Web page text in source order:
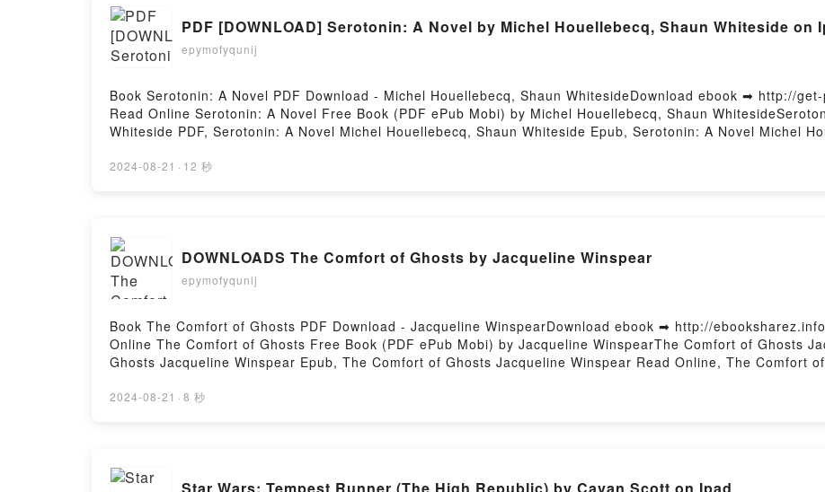
PDF [DOWNLOAD] Serotonin: A Novel by Michel Houellebecq, Shaun Whiteside on
epymofyqunij
Book Serotonin: A Novel PDF Download - Michel Houellebecq, Shaun WhitesideDownload ebook ➡ http://
Read Online Serotonin: A Novel Free Book (PDF ePub Mobi) by Michel Houellebecq, Shaun
Whiteside PDF, Serotonin: A Novel Michel Houellebecq, Shaun Whiteside Epub, Serotonin: A Novel Michel
Michel Houellebecq, Shaun Whiteside Kindle, Serotonin: A Novel Michel Houellebecq, Shaun Whiteside Epub
2024-08-21 · 12 秒
DOWNLOADS The Comfort of Ghosts by Jacqueline Winspear
epymofyqunij
Book The Comfort of Ghosts PDF Download - Jacqueline WinspearDownload ebook ➡ http://
Online The Comfort of Ghosts Free Book (PDF ePub Mobi) by Jacqueline WinspearThe Comfort of Ghosts
Ghosts Jacqueline Winspear Epub, The Comfort of Ghosts Jacqueline Winspear Read Online, The Comfort
Epub VK, The Comfort of Ghosts Jacqueline Winspear Free DownloadPowered by Firstory Hosting
2024-08-21 · 8 秒